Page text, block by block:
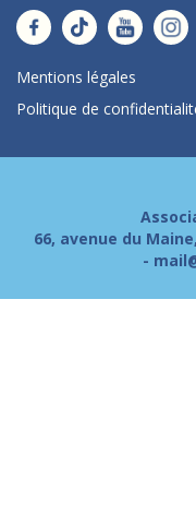
Mentions légales
Politique de
66, avenue du
-